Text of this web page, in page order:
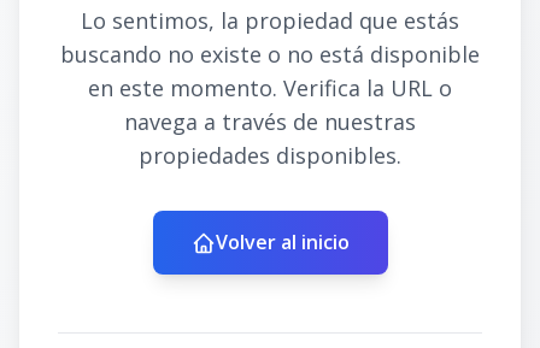
Lo sentimos, la propiedad que estás
buscando no existe o no está disponible
en este momento. Verifica la URL o
navega a través de nuestras
propiedades disponibles.
Volver al inicio